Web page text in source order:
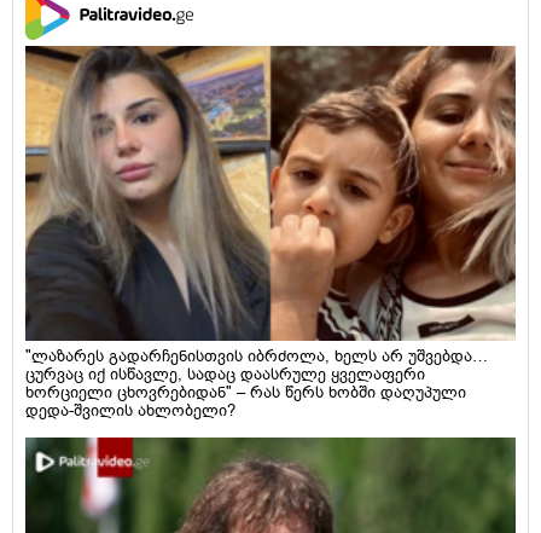
"ლაზარეს გადარჩენისთვის იბრძოლა, ხელს არ უშვებდა…
ცურვაც იქ ისწავლე, სადაც დაასრულე ყველაფერი
ხორციელი ცხოვრებიდან" – რას წერს ხობში დაღუპული
დედა-შვილის ახლობელი?